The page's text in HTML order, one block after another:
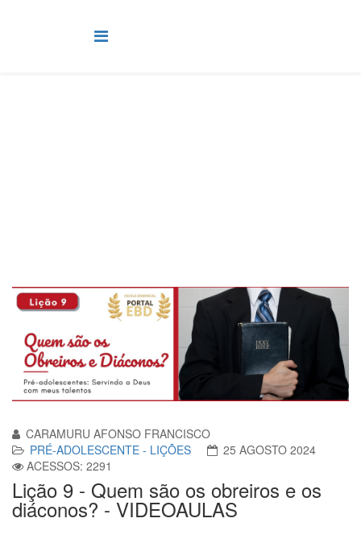
CARAMURU AFONSO FRANCISCO
PRÉ-ADOLESCENTE - LIÇÕES
25 AGOSTO 2024
ACESSOS: 2291
Lição 9 - Quem são os obreiros e os
diáconos? - VIDEOAULAS